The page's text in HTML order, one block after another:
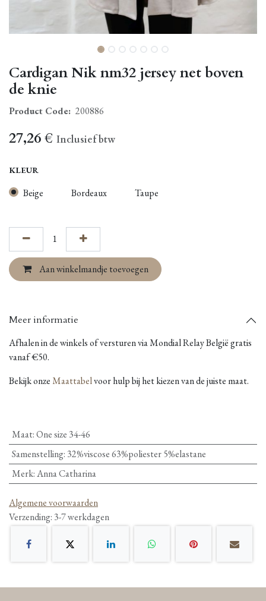
Cardigan Nik nm32 jersey net boven
de knie
Product Code: 200886
27,26€ Inclusief btw
KLEUR
Beige Bordeaux Taupe
Aan winkelmandje toevoegen
Meer informatie
Afhalen in de winkels of versturen via Mondial Relay België gratis
vanaf €50.
Bekijk onzeMaattabelvoor hulp bij het kiezen van de juiste maat.
Maat:One size 34-46
Samenstelling: 32%viscose 63%poliester 5%elastane
Merk:Anna Catharina
Algemene voorwaarden
Verzending: 3-7 werkdagen